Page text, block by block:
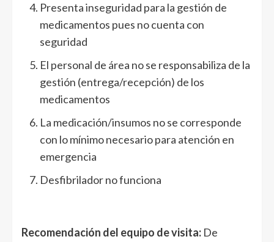
Presenta inseguridad para la gestión de
medicamentos pues no cuenta con
seguridad
El personal de área no se responsabiliza de la
gestión (entrega/recepción) de los
medicamentos
La medicación/insumos no se corresponde
con lo mínimo necesario para atención en
emergencia
Desfibrilador no funciona
Recomendación del equipo de visita: De